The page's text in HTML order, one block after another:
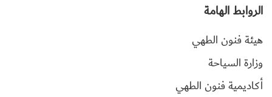
الروابط الهامة
هيئة فنون الطهي
وزارة السياحة
أكاديمية فنون الطهي